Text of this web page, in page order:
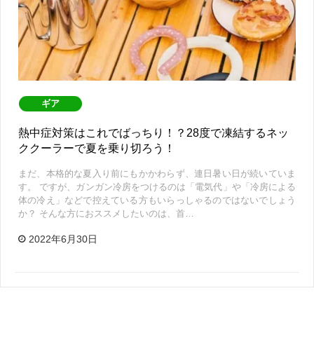
ギア
熱中症対策はこれでばっちり！？28度で凍結するネッ
ククーラーで夏を乗り切ろう！
まだ、本格的な夏入り前にもかかわらず、連日暑い日が続いていま
す。 ですが、ガンガン冷房をつけるのは「電気代」や「冷房による
体の冷え」などで控えている方もいらっしゃるのではないでしょう
か？ そんな方におススメしたいのは、首…
2022年6月30日